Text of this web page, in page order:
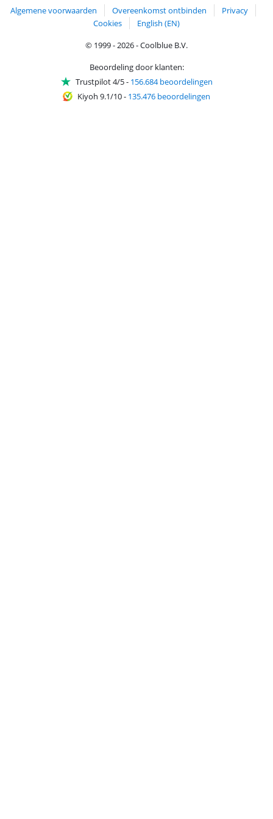
Algemene voorwaarden Overeenkomst ontbinden
Privacy
Cookies
English (EN)
© 1999 - 2026 - Coolblue B.V.
Beoordeling door klanten:
Trustpilot 4/5- 156.684 beoordelingen
Kiyoh 9.1/10- 135.476 beoordelingen